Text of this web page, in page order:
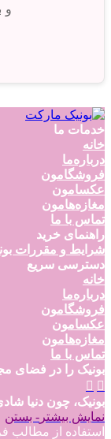
و
خدمات ما
خانه
درباره‌ما
فروشگامون
عکسامون
مغازه‌هامون
تماس با ما
راهنمای خرید
شرایط و مقررات
دسترسی سریع
خانه
درباره‌ما
فروشگامون
عکسامون
مغازه‌هامون
تماس با ما
بونیک را در فضای
بونیک، چون دنیا
نمایش بیشتر - بستن
استفاده از مطالب